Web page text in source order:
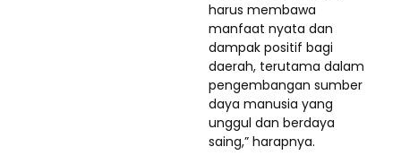
harus membawa
manfaat nyata dan
dampak positif bagi
daerah, terutama dalam
pengembangan sumber
daya manusia yang
unggul dan berdaya
saing,” harapnya.